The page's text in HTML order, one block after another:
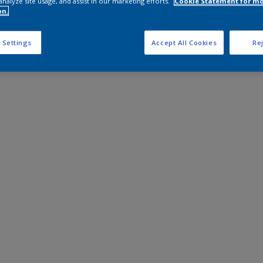
Settings Accept All Cookies